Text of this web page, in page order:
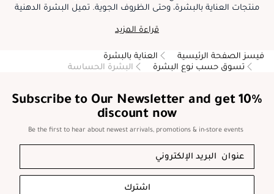
منتجات العناية بالبشرة، وحتى الظروف الجوية. تميل البشرة الدهنية
كالحكة والحرقان والشد. تتطلب العناية بالبشرة الحساسة منتجات
قراءة المزيد
فيسز الصفحة الرئيسية
العناية بالبشرة
تسوق حسب نوع البشرة
البشرة الحساسة
Subscribe to Our Newsletter and get 10%
discount now
Be the first to hear about newest arrivals, promotions & in-store events
اشترك